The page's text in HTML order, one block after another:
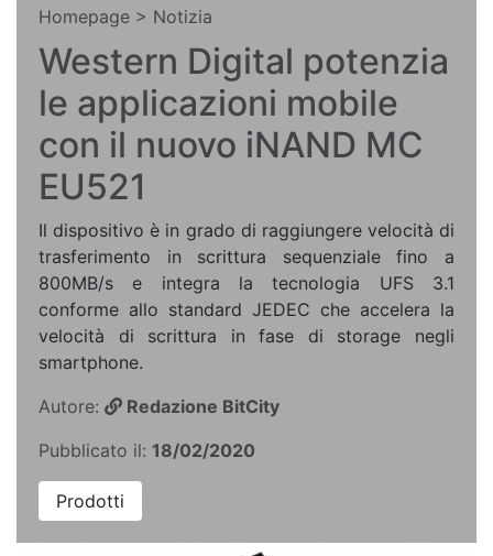
Homepage > Notizia
Western Digital potenzia
le applicazioni mobile
con il nuovo iNAND MC
EU521
Il dispositivo è in grado di raggiungere velocità di
trasferimento in scrittura sequenziale fino a
800MB/s e integra la tecnologia UFS 3.1
conforme allo standard JEDEC che accelera la
velocità di scrittura in fase di storage negli
smartphone.
Autore:
Redazione BitCity
Pubblicato il: 18/02/2020
Prodotti